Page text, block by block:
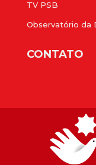
TV PSB
Observatório da
CONTATO